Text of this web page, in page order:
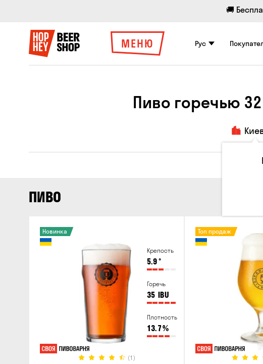
🚚
МЕНЮ Рус
Пиво горечью
Все
ПИВО
Крепость
5.9°
Горечь
35 IBU
Плотность
13.7%
(1)
Новинка Топ продаж